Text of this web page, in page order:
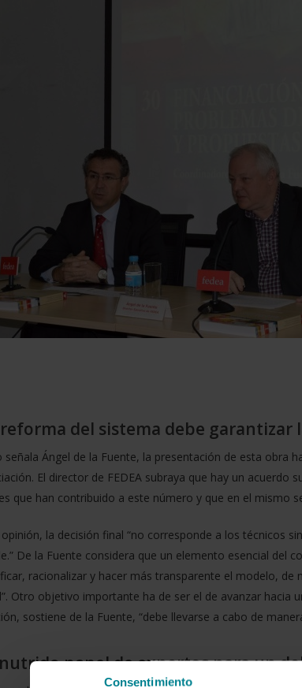
Consentimiento
del sistema debe garantizar
señala Ángel de la Fuente, la presentación de esta obra
El director de FEDEA subraya que hay un
que han contribuido a este número y que en el mismo
opinión, la decisión final “no corresponde a los técnicos
De la Fuente considera que un elemento esencial del
racionalizar y hacer más transparente el modelo,
Otro objetivo importante ha de ser el de avanzar hacia
sostiene de la Fuente, “debe llevarse a cabo de
panel de expertos para un